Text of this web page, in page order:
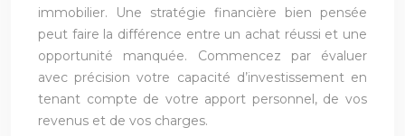
immobilier. Une stratégie financière bien pensée
peut faire la différence entre un achat réussi et une
opportunité manquée. Commencez par évaluer
avec précision votre capacité d’investissement en
tenant compte de votre apport personnel, de vos
revenus et de vos charges.